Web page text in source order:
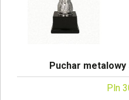
Puchar metalowy
Pln